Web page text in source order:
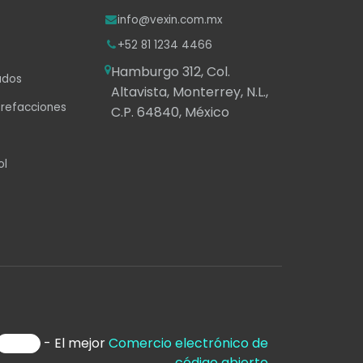
info@vexin.com.mx
+52 81 1234 4466
Hamburgo 312, Col.
Altavista, Monterrey, N.L.,
C.P. 64840, México
- El mejorComercio electrónico de